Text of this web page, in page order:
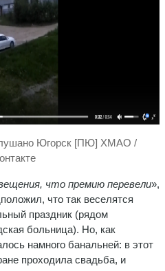
Югорск [ПЮ] ХМАО /
что премию перевели»,
что так веселятся
праздник (рядом
больница). Но, как
намного банальней: в этот
проходила свадьба, и